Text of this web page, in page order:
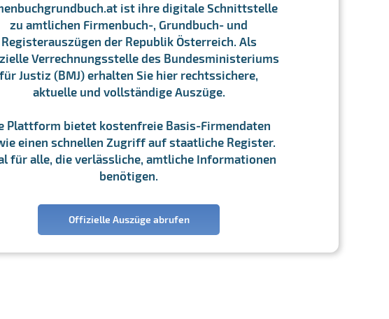
ist ihre digitale Schnittstelle
zu amtlichen Firmenbuch-, Grundbuch- und
Registerauszügen der Republik Österreich. Als
Verrechnungsstelle des Bundesministeriums
für Justiz (BMJ) erhalten Sie hier rechtssichere,
aktuelle und vollständige Auszüge.
Plattform bietet kostenfreie Basis-Firmendaten
einen schnellen Zugriff auf staatliche Register.
für alle, die verlässliche, amtliche Informationen
benötigen.
Offizielle Auszüge abrufen